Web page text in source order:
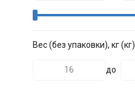
Вес (без упаковки), кг (кг)
до